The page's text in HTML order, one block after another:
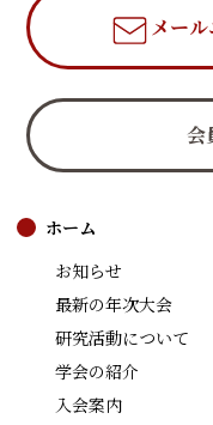
メー
会
ホーム
お知らせ
最新の年次大会
研究活動について
学会の紹介
入会案内